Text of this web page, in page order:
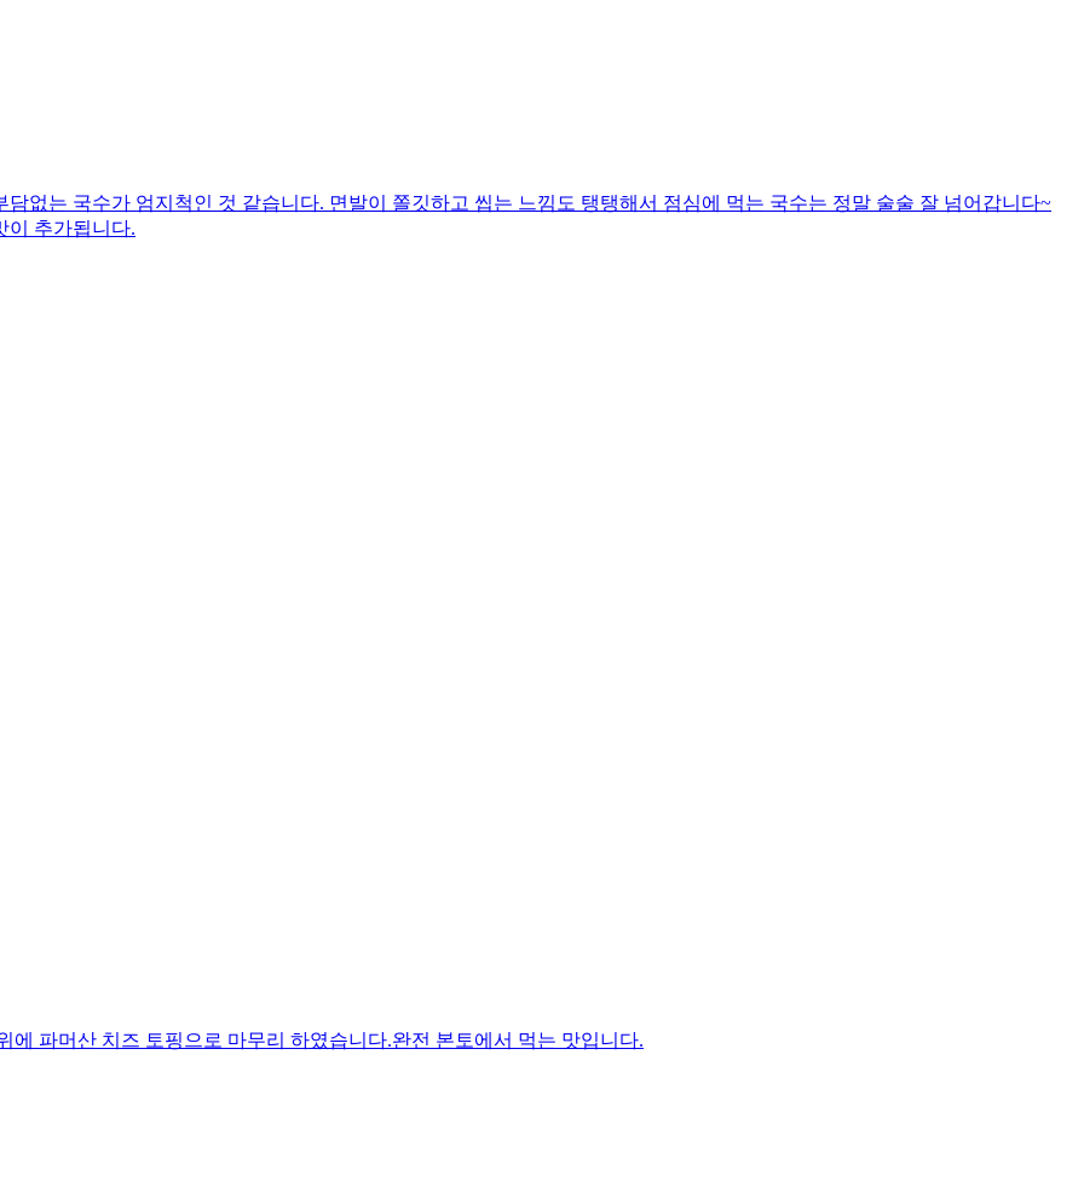
없는 국수가 엄지척인 것 같습니다. 면발이 쫄깃하고 씹는 느낌도 탱탱해서 점심에 먹는 국수는 정말 술술 잘 넘어갑니다~
이 추가됩니다.
파머산 치즈 토핑으로 마무리 하였습니다.완전 본토에서 먹는 맛입니다.